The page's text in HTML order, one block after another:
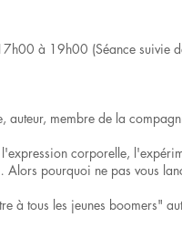
à 19h00 (Séance suivie
auteur, membre de la
corporelle,
pourquoi ne pas vous
à tous les jeunes boomers"